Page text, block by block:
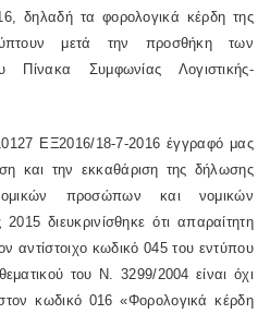
δηλαδή τα φορολογικά κέρδη της
μετά την προσθήκη των
Συμφωνίας Λογιστικής-
ΕΞ2016/18-7-2016 έγγραφό μας
και την εκκαθάριση της δήλωσης
προσώπων και νομικών
διευκρινίσθηκε ότι απαραίτητη
αντίστοιχο κωδικό 045 του εντύπου
του Ν. 3299/2004 είναι όχι
κωδικό 016 «Φορολογικά κέρδη